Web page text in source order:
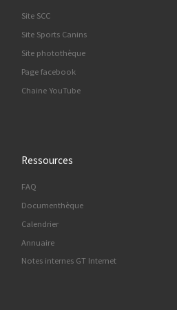
Site SCC
Site Sports Canins
Site photothèque
Page facebook
Chaine YouTube
Ressources
FAQ
Documenthèque
Calendrier
Annuaire
Notes internes GT Internet